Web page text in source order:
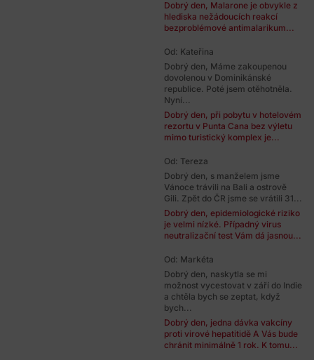
Dobrý den, Malarone je obvykle z
hlediska nežádoucích reakcí
bezproblémové antimalarikum...
Od: Kateřina
Dobrý den, Máme zakoupenou
dovolenou v Dominikánské
republice. Poté jsem otěhotněla.
Nyní...
Dobrý den, při pobytu v hotelovém
rezortu v Punta Cana bez výletu
mimo turistický komplex je...
Od: Tereza
Dobrý den, s manželem jsme
Vánoce trávili na Bali a ostrově
Gili. Zpět do ČR jsme se vrátili 31...
Dobrý den, epidemiologické riziko
je velmi nízké. Případný virus
neutralizační test Vám dá jasnou...
Od: Markéta
Dobrý den, naskytla se mi
možnost vycestovat v září do Indie
a chtěla bych se zeptat, když
bych...
Dobrý den, jedna dávka vakcíny
proti virové hepatitidě A Vás bude
chránit minimálně 1 rok. K tomu...